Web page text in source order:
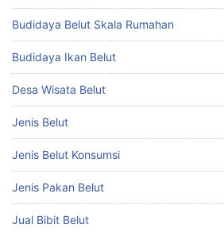
Budidaya Belut Skala Rumahan
Budidaya Ikan Belut
Desa Wisata Belut
Jenis Belut
Jenis Belut Konsumsi
Jenis Pakan Belut
Jual Bibit Belut